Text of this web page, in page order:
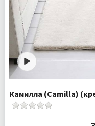
Камилла (Camilla)